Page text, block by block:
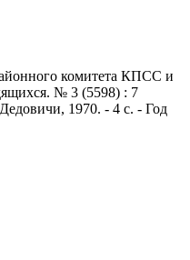
комитета КПСС и
№ 3 (5598) : 7
1970. - 4 с. - Год